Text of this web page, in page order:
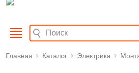
Главная Каталог Электрика